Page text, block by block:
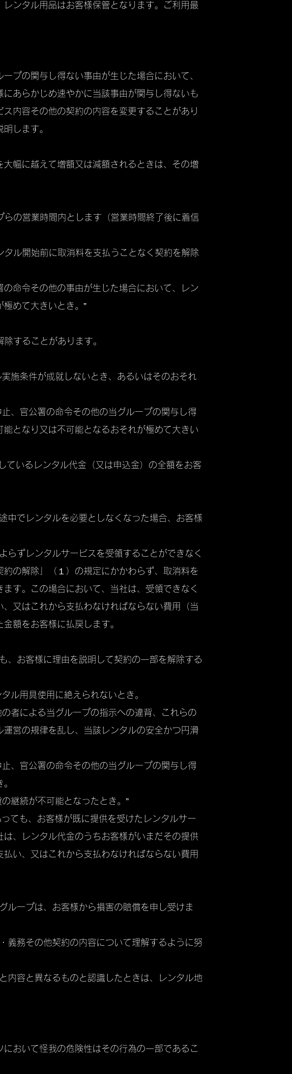
ンタル用品はお客様保管となります。ご利用最
プの関与し得ない事由が生じた場合において、
あらかじめ速やかに当該事由が関与し得ないも
内容その他の契約の内容を変更することがあり
します。
幅に越えて増額又は減額されるときは、その増
の営業時間内とします（営業時間終了後に着信
ル開始前に取消料を支払うことなく契約を解除
命令その他の事由が生じた場合において、レン
めて大きいとき。”
することがあります。
施条件が成就しないとき、あるいはそのおそれ
、官公署の命令その他の当グループの関与し得
となり又は不可能となるおそれが極めて大きい
ているレンタル代金（又は申込金）の全額をお客
中でレンタルを必要としなくなった場合、お客様
ずレンタルサービスを受領することができなく
の解除」（１）の規定にかかわらず、取消料を
す。この場合において、当社は、受領できなく
又はこれから支払わなければならない費用（当
額をお客様に払戻します。
、お客様に理由を説明して契約の一部を解除する
ル用具使用に絶えられないとき。
者による当グループの指示への違背、これらの
営の規律を乱し、当該レンタルの安全かつ円滑
、官公署の命令その他の当グループの関与し得
継続が不可能となったとき。”
ても、お客様が既に提供を受けたレンタルサー
、レンタル代金のうちお客様がいまだその提供
い、又はこれから支払わなければならない費用
ループは、お客様から損害の賠償を申し受けま
義務その他契約の内容について理解するように努
内容と異なるものと認識したときは、レンタル地
おいて怪我の危険性はその行為の一部であるこ